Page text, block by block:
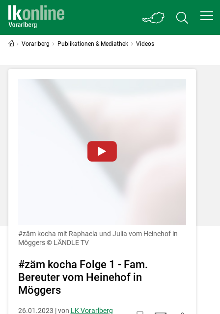
Vorarlberg Publikationen & Mediathek Videos
Einstellungen jederzeit einsehen und
korrigieren
Akzeptieren
#zäm kocha mit Raphaela und Julia vom Heinehof in
Möggers © LÄNDLE TV
#zäm kocha Folge 1 - Fam.
Bereuter vom Heinehof in
Möggers
26.01.2023 | von LK Vorarlberg